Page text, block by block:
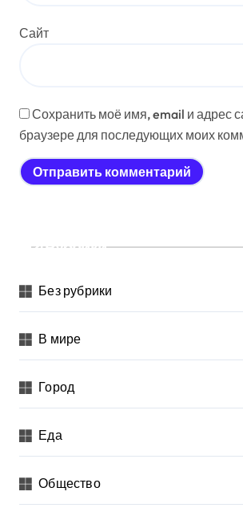
Сайт
Сохранить моё имя, email и адрес
браузере для последующих моих
Рубрики
Без рубрики
В мире
Город
Еда
Общество